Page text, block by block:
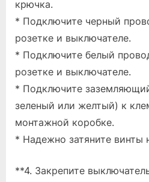
крючка.
* Подключите черный
розетке и выключателе.
* Подключите белый
розетке и выключателе.
* Подключите
зеленый или желтый) к
монтажной коробке.
* Надежно затяните винты
**4. Закрепите